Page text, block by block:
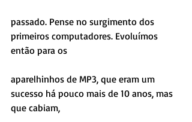
passado. Pense no surgimento dos
primeiros computadores. Evoluímos
então para os
aparelhinhos de MP3, que eram um
sucesso há pouco mais de 10 anos, mas
que cabiam,